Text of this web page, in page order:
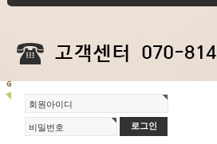
회원아이디
비밀번호